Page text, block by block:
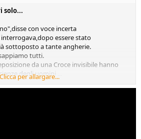
solo...
con voce incerta
essere stato
sottoposto a tante angherie.
tutti.
da una Croce invisibile hanno
degli uomini ...
suo sorriso appena accennato,
Clicca per allargare...